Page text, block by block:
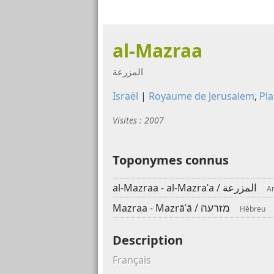
al-Mazraa
المزرعة
Israël | Royaume de Jerusalem,
Visites : 2007
Toponymes connus
al-Mazraa - al-Mazraʿa / المزرعة
Mazraa - Mazrāʿā / מזרעה Hébreu
Description
Français